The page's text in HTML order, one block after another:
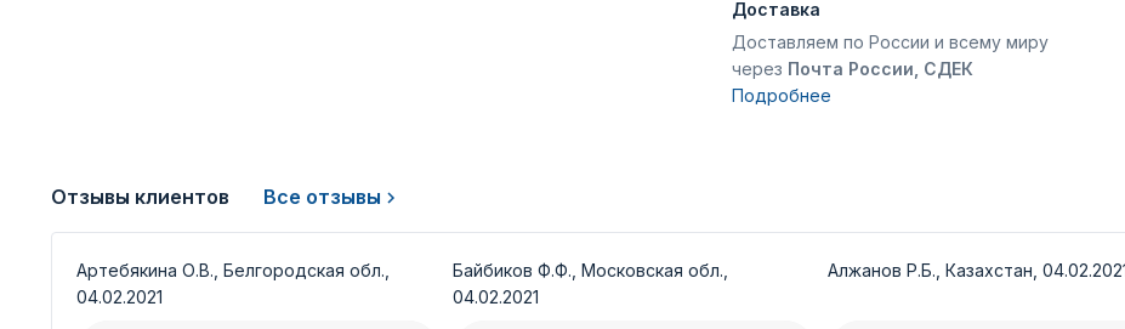
Доставка
Доставляем по России и всему миру
через Почта России, СДЕК
Подробнее
Отзывы клиентов Все отзывы
Артебякина О.В., Белгородская обл.,
04.02.2021
Байбиков Ф.Ф., Московская обл.,
04.02.2021
Алжанов Р.Б., Казахстан,